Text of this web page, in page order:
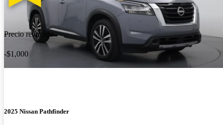
Precio reducido
-$1,000
2025 Nissan Pathfinder